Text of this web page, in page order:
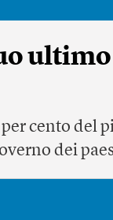
cento del
dei